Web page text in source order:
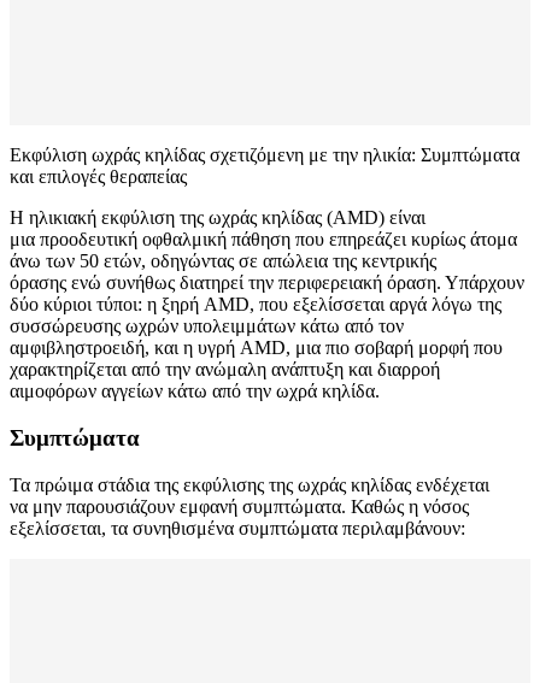
Εκφύλιση ωχράς κηλίδας σχετιζόμενη με την ηλικία: Συμπτώματα
και επιλογές θεραπείας
Η ηλικιακή εκφύλιση της ωχράς κηλίδας (AMD) είναι
μια προοδευτική οφθαλμική πάθηση που επηρεάζει κυρίως άτομα
άνω των 50 ετών, οδηγώντας σε απώλεια της κεντρικής
όρασης ενώ συνήθως διατηρεί την περιφερειακή όραση. Υπάρχουν
δύο κύριοι τύποι: η ξηρή AMD, που εξελίσσεται αργά λόγω της
συσσώρευσης ωχρών υπολειμμάτων κάτω από τον
αμφιβληστροειδή, και η υγρή AMD, μια πιο σοβαρή μορφή που
χαρακτηρίζεται από την ανώμαλη ανάπτυξη και διαρροή
αιμοφόρων αγγείων κάτω από την ωχρά κηλίδα.
Συμπτώματα
Τα πρώιμα στάδια της εκφύλισης της ωχράς κηλίδας ενδέχεται
να μην παρουσιάζουν εμφανή συμπτώματα. Καθώς η νόσος
εξελίσσεται, τα συνηθισμένα συμπτώματα περιλαμβάνουν: